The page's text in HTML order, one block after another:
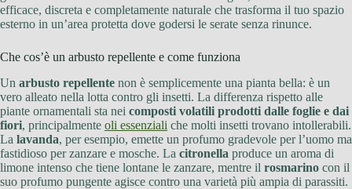
efficace, discreta e completamente naturale che trasforma il tuo spazio
esterno in un’area protetta dove godersi le serate senza rinunce.
Che cos’è un arbusto repellente e come funziona
Un arbusto repellente non è semplicemente una pianta bella: è un
vero alleato nella lotta contro gli insetti. La differenza rispetto alle
piante ornamentali sta nei composti volatili prodotti dalle foglie e dai
fiori, principalmente oli essenziali che molti insetti trovano intollerabili.
La lavanda, per esempio, emette un profumo gradevole per l’uomo ma
fastidioso per zanzare e mosche. La citronella produce un aroma di
limone intenso che tiene lontane le zanzare, mentre il rosmarino con il
suo profumo pungente agisce contro una varietà più ampia di parassiti.